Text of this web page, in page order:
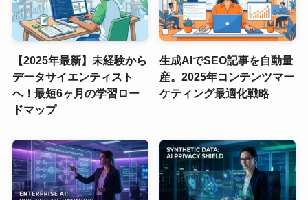
【2025年最新】未経験から
データサイエンティスト
へ！最短6ヶ月の学習ロー
ドマップ
生成AIでSEO記事を自動量
産。2025年コンテンツマー
ケティング最適化戦略